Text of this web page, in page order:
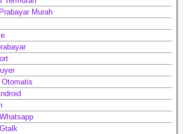
Murah